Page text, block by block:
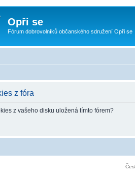
Opři se
Fórum dobrovolníků občanského sdružení Opři se
z fóra
z vašeho disku uložená tímto fórem?